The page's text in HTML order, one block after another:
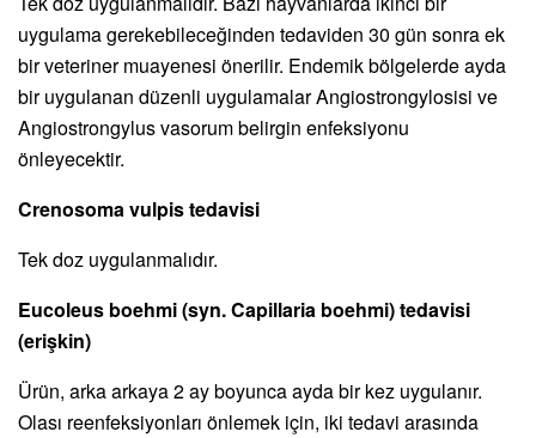
uygulama gerekebileceğinden tedaviden 30 gün sonra ek
bir veteriner muayenesi önerilir. Endemik bölgelerde ayda
bir uygulanan düzenli uygulamalar Angiostrongylosisi ve
Angiostrongylus vasorum belirgin enfeksiyonu
önleyecektir.
Crenosoma vulpis tedavisi
Tek doz uygulanmalıdır.
Eucoleus boehmi (syn. Capillaria boehmi) tedavisi
(erişkin)
Ürün, arka arkaya 2 ay boyunca ayda bir kez uygulanır.
Olası reenfeksiyonları önlemek için, iki tedavi arasında